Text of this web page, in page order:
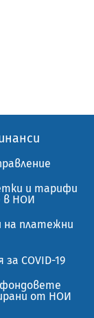
и тарифи
в НОИ
на платежни
COVID-19
от НОИ